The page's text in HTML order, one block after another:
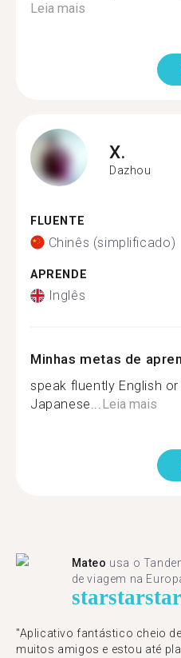
Leia mais
X.
Dazhou
FLUENTE
Chinês (simplificado)
APRENDE
Inglês
Minhas metas de
speak fluently English
Japanese...Leia mais
Mateo usa o
de viagem na
starstarstar
"Aplicativo fantástico cheio
muitos amigos e estou até